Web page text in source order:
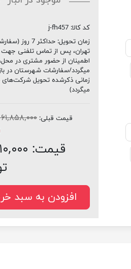
کد کالا: j-fh457
زمان تحویل:
حداکثر 7 روز
تهران، پس از تماس تلفنی جهت
اطمینان از حضور مشتری در
میگردد/سفارشات شهرستان در
زمانی ذکرشده تحویل
میگردد)
قیمت قبلی: ۶۱,۸۵۸,۰۰۰ تومان
قیمت:
افزودن به سبد